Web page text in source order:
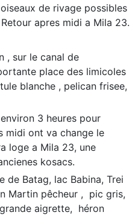
de rivage possibles
apres midi a Mila 23.
, sur le canal de
place des limicoles
blanche , pelican frisee,
3 heures pour
midi ont va change le
loge a Mila 23, une
kosacs.
de Batag, lac Babina, Trei
Martin pêcheur , pic gris,
aigrette, héron